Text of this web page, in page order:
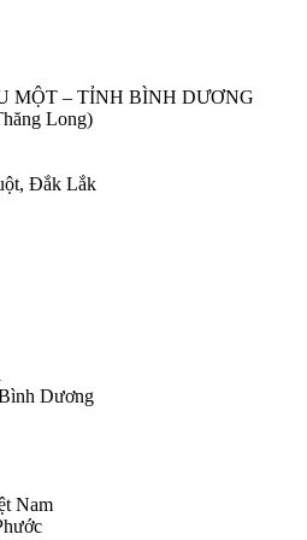
MỘT – TỈNH BÌNH DƯƠNG
Long)
Đắk Lắk
Dương
Nam